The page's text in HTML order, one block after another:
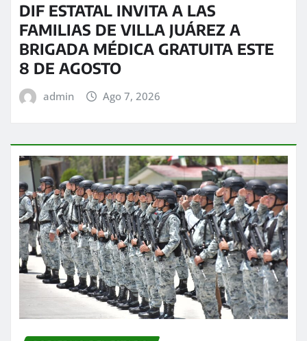
DIF ESTATAL INVITA A LAS
FAMILIAS DE VILLA JUÁREZ A
BRIGADA MÉDICA GRATUITA ESTE
8 DE AGOSTO
admin Ago 7, 2026